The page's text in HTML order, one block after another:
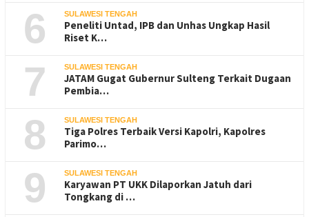
6 SULAWESI TENGAH
Peneliti Untad, IPB dan Unhas Ungkap Hasil
Riset K…
7 SULAWESI TENGAH
JATAM Gugat Gubernur Sulteng Terkait Dugaan
Pembia…
8 SULAWESI TENGAH
Tiga Polres Terbaik Versi Kapolri, Kapolres
Parimo…
9 SULAWESI TENGAH
Karyawan PT UKK Dilaporkan Jatuh dari
Tongkang di …